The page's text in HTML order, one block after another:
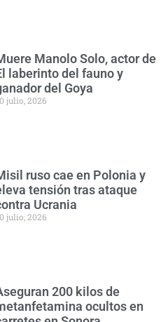
Manolo Solo, actor de
laberinto del fauno y
del Goya
julio, 2026
ruso cae en Polonia y
tensión tras ataque
Ucrania
julio, 2026
200 kilos de
ocultos en